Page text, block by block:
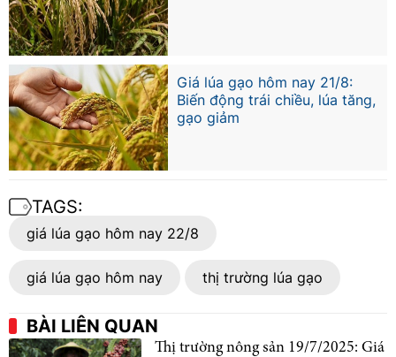
Giá lúa gạo hôm nay 21/8:
Biến động trái chiều, lúa tăng,
gạo giảm
TAGS:
giá lúa gạo hôm nay 22/8
giá lúa gạo hôm nay thị trường lúa gạo
BÀI LIÊN QUAN
Thị trường nông sản 19/7/2025: Giá